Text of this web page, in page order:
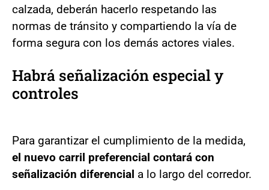
calzada, deberán hacerlo respetando las
normas de tránsito y compartiendo la vía de
forma segura con los demás actores viales.
Habrá señalización especial y
controles
Para garantizar el cumplimiento de la medida,
el nuevo carril preferencial contará con
señalización diferencial a lo largo del corredor.